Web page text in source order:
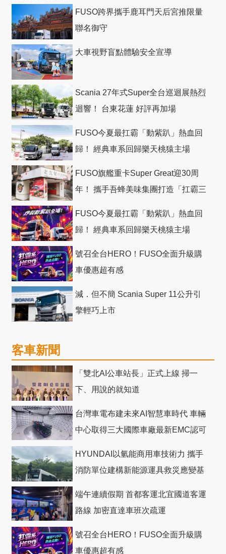
FUSO跨界攜手鹿耳門天后宮推限量
聯名御守
大車視野盲點體驗安全宣導
Scania 27年式Super全台巡迴展熱烈
迴響！ 台東花蓮 好評再加場
FUSO今夏最扛霸「動紫趴」熱血回
歸！ 經典車系回歸樂天桃猿主場
FUSO旗艦重卡Super Great迎30周
年！ 攜手吾蜂美味集團打造「扛霸三
FUSO今夏最扛霸「動紫趴」熱血回
歸！ 經典車系回歸樂天桃猿主場
號召全台HERO！FUSO全面升級購
車優惠超有感
減．但不簡 Scania Super 11公升引
擎輕巧上市
客車新聞
「雙北AI公車站長」正式上線 掃一
下、用說的就知道
台灣車電布建未來AI智慧車時代 車輛
中心取得三大國際車廠最新EMC認可
HYUNDAI以氫能商用車技術力 攜手
消防單位建構新能源運具救災應變基
端午連續假期 首都客運北宜國道客運
路線 加密直達車班次疏運
號召全台HERO！FUSO全面升級購
車優惠超有感